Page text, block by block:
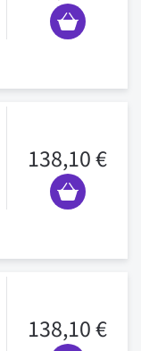
138,10 €
138,10 €